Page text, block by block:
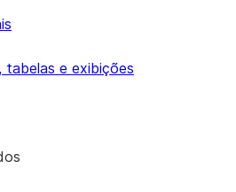
tabelas e exibições